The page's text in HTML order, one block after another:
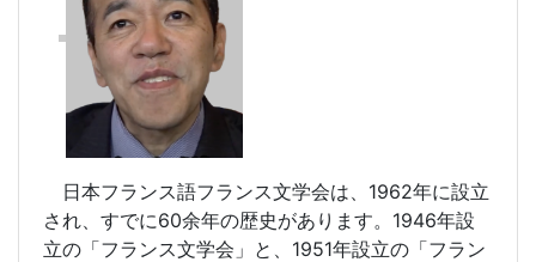
日本フランス語フランス文学会は、1962年に設立
され、すでに60余年の歴史があります。1946年設
立の「フランス文学会」と、1951年設立の「フラン